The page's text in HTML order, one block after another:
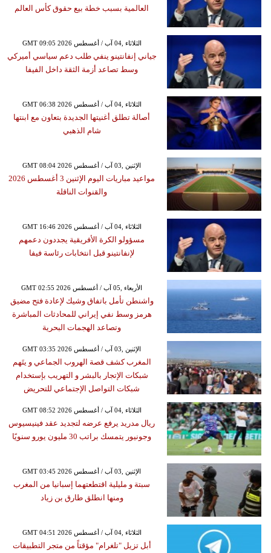
العالمية بسبب خطة بيع حقوق كأس العالم
GMT 09:05 2026 الثلاثاء ,04 آب / أغسطس
جياني إنفانتينو ينفي طلب دعم سياسي أميركي
وسط تصاعد أزمة الثقة داخل الفيفا
GMT 06:38 2026 الثلاثاء ,04 آب / أغسطس
أصالة تطلق أغنيتها الجديدة بتعاون مع ابنتها
شام الذهبي
GMT 08:04 2026 الإثنين ,03 آب / أغسطس
مواعيد مباريات اليوم الإثنين 3 أغسطس 2026
والقنوات الناقلة
GMT 16:46 2026 الثلاثاء ,04 آب / أغسطس
مسؤولو الكرة الأفريقية يجددون دعمهم
لإنفانتينو قبل انتخابات رئاسة فيفا
GMT 02:55 2026 الأربعاء ,05 آب / أغسطس
واشنطن تأمل باتفاق وشيك لإعادة فتح مضيق
هرمز وسط نفي إيراني للمحادثات المباشرة
وتصاعد الهجمات البحرية
GMT 03:35 2026 الإثنين ,03 آب / أغسطس
المغرب كشف قصة الهروب الجماعي و يتَهم
شبكات الإتجار بالبشر و التهريب بإستخدام
شبكات التواصل الإجتماعي للتحريض
GMT 08:52 2026 الثلاثاء ,04 آب / أغسطس
ريال مدريد يرفع عرضه لتجديد عقد فينيسيوس
وجونيور يتمسك براتب 30 مليون يورو سنويًا
GMT 03:45 2026 الإثنين ,03 آب / أغسطس
سبتة و مليلية اقتطعتهما إسبانيا من المغرب
ومنها انطلق طارق بن زياد
GMT 04:51 2026 الثلاثاء ,04 آب / أغسطس
أبل تزيل "تلغرام" مؤقتاً من متجر التطبيقات